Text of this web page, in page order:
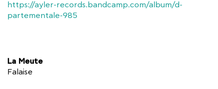
https://ayler-records.bandcamp.com/album/d-
partementale-985
La Meute
Falaise